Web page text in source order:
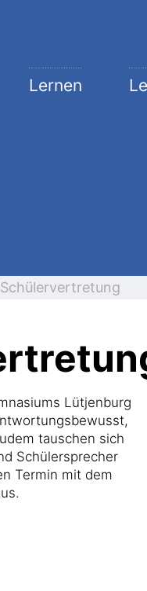
Lernen
Schülervertretung
Lütjenburg
tauschen sich
Schülersprecher
Termin mit dem